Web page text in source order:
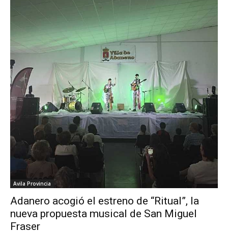
Avila Provincia
Adanero acogió el estreno de “Ritual”, la
nueva propuesta musical de San Miguel
Fraser